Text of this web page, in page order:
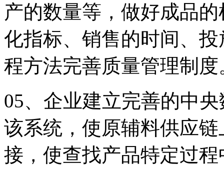
产的数量等，做好成品
化指标、销售的时间、
程方法完善质量管理制度
05、企业建立完善的中
该系统，使原辅料供应
接，使查找产品特定过